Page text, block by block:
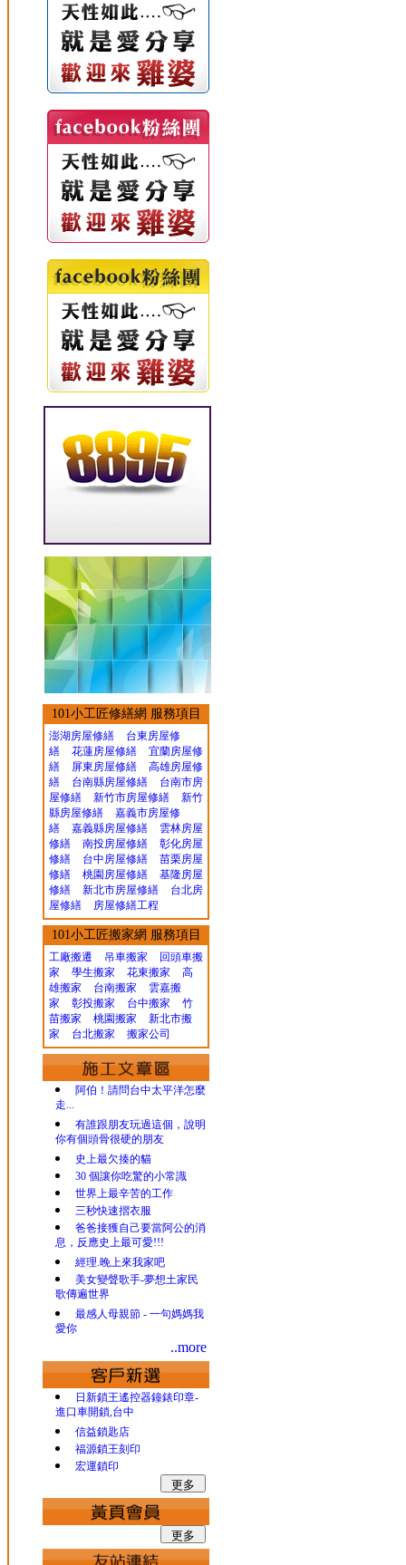
101小工匠修繕網 服務項目
澎湖房屋修繕
台東房屋修
繕
花蓮房屋修繕
宜蘭房屋修
繕
屏東房屋修繕
高雄房屋修
繕
台南縣房屋修繕
台南市房
屋修繕
新竹市房屋修繕
新竹
縣房屋修繕
嘉義市房屋修
繕
嘉義縣房屋修繕
雲林房屋
修繕
南投房屋修繕
彰化房屋
修繕
台中房屋修繕
苗栗房屋
修繕
桃園房屋修繕
基隆房屋
修繕
新北市房屋修繕
台北房
屋修繕
房屋修繕工程
101小工匠搬家網 服務項目
工廠搬遷 吊車搬家
回頭車搬
家
學生搬家 花東搬家
高
雄搬家
台南搬家
雲嘉搬
家
彰投搬家 台中搬家
竹
苗搬家
桃園搬家
新北市搬
家
台北搬家 搬家公司
阿伯！請問台中太平洋怎麼
走...
有誰跟朋友玩過這個，說明
你有個頭骨很硬的朋友
史上最欠揍的貓
30 個讓你吃驚的小常識
世界上最辛苦的工作
三秒快速摺衣服
爸爸接獲自己要當阿公的消
息，反應史上最可愛!!!
經理.晚上來我家吧
美女變聲歌手-夢想土家民
歌傳遍世界
最感人母親節 - 一句媽媽我
愛你
..more
日新鎖王遙控器鐘錶印章-
進口車開鎖,台中
信益鎖匙店
福源鎖王刻印
宏運鎖印